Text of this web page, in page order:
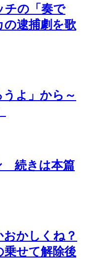
の「奏で
の逮捕劇を歌
よ」から～
続きは本篇
かしくね？
乗せて解除後